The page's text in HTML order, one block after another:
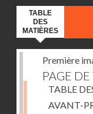
TABLE
DES
MATIÈRES
Première
PAGE DE
TABLE
AVANT-